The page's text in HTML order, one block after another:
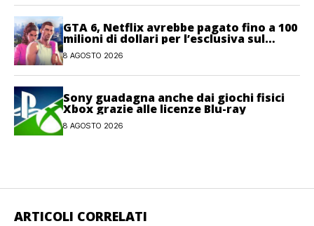
GTA 6, Netflix avrebbe pagato fino a 100
milioni di dollari per l’esclusiva sul
gioco
8 AGOSTO 2026
Sony guadagna anche dai giochi fisici
Xbox grazie alle licenze Blu-ray
8 AGOSTO 2026
ARTICOLI CORRELATI